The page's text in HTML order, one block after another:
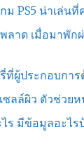
ม PS5 น่าเล่น
ลาด เมื่อมาพั
รี่ที่ผู้ประกอบกา
ซลล์ผิว ตัวช่วย
ร มีข้อมูลอะไร